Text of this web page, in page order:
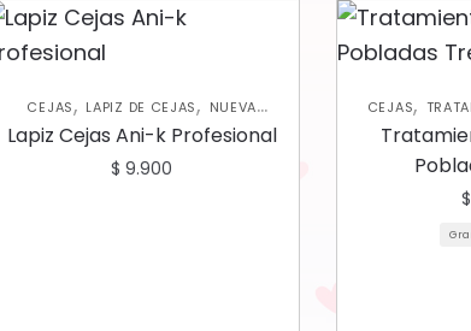
CEJAS, LAPIZ DE CEJAS, NUEVA
COLECCIÓN, OJOS
Lapiz Cejas Ani-k Profesional
$ 9.900
CEJAS,
$